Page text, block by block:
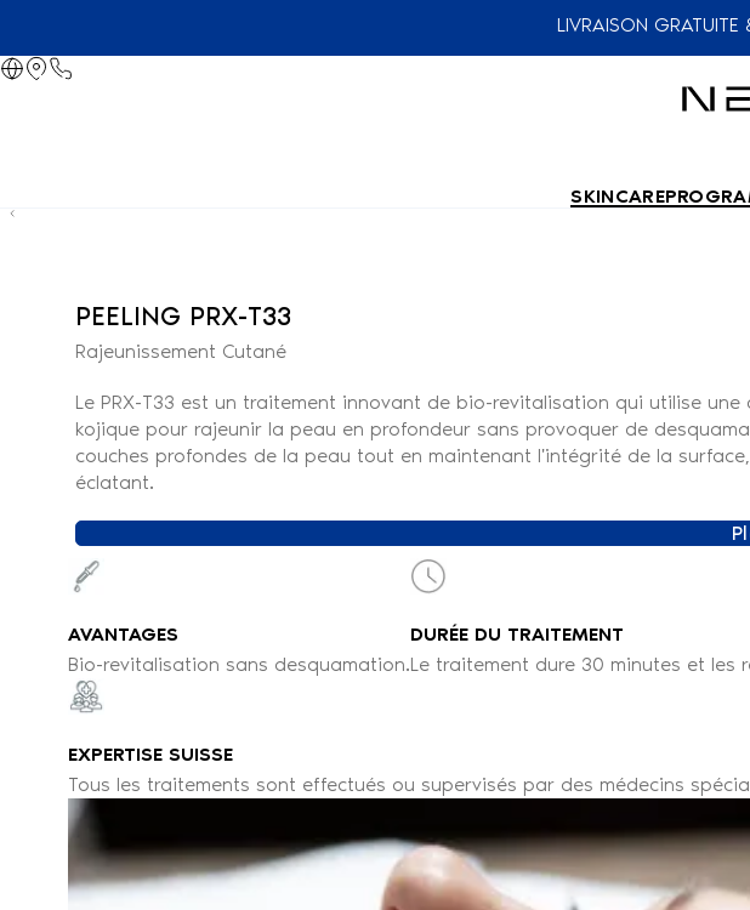
LIVRAISON GRATUITE
SKINCARE
PEELING PRX-T33
Rajeunissement Cutané
Le PRX-T33 est un traitement innovant de bio-revitalisation qui utilise
kojique pour rajeunir la peau en profondeur sans provoquer de
couches profondes de la peau tout en maintenant l'intégrité de la
éclatant.
AVANTAGES
Bio-revitalisation sans desquamation.
DURÉE DU TRAITEMENT
Le traitement dure 30 minutes et les
EXPERTISE SUISSE
Tous les traitements sont effectués ou supervisés par des médecins